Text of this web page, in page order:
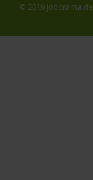
© 2019 joborama.de